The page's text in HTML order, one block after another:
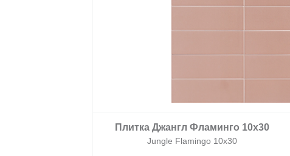
Плитка Джангл Фламинго 10х30
Jungle Flamingo 10х30